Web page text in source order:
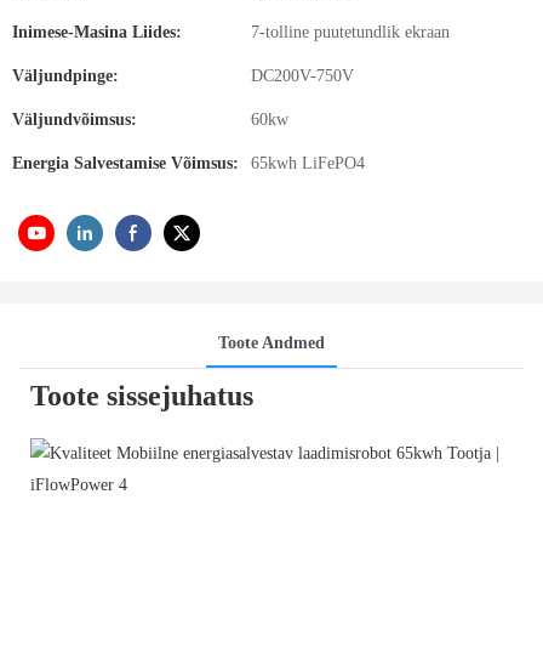
Inimese-Masina Liides: 7-tolline puutetundlik ekraan
Väljundpinge: DC200V-750V
Väljundvõimsus: 60kw
Energia Salvestamise Võimsus: 65kwh LiFePO4
Toote Andmed
Toote sissejuhatus